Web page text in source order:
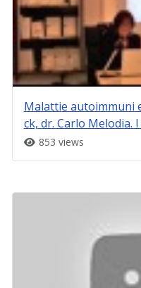
Malattie autoimmuni
ck, dr. Carlo Melodia.
853 views